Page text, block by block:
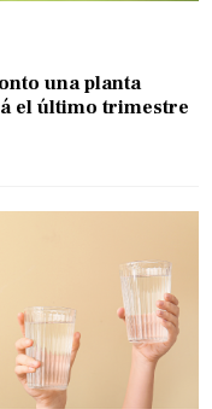
una planta
el último trimestre